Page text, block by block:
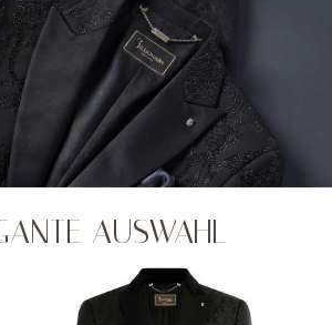
AUSWAHL